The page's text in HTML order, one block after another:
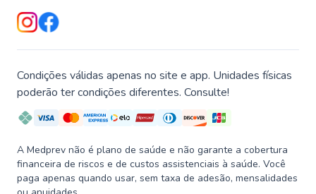
Condições válidas apenas no site e app. Unidades físicas
poderão ter condições diferentes. Consulte!
A Medprev não é plano de saúde e não garante a cobertura
financeira de riscos e de custos assistenciais à saúde. Você
paga apenas quando usar, sem taxa de adesão, mensalidades